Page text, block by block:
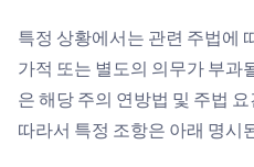
특정 상황에서는 관련 주법에
가적 또는 별도의 의무가 부과
은 해당 주의 연방법 및 주법
따라서 특정 조항은 아래 명시